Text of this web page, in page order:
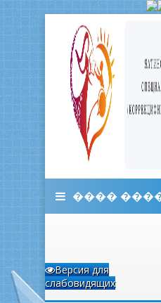
Версия для
слабовидящих
����